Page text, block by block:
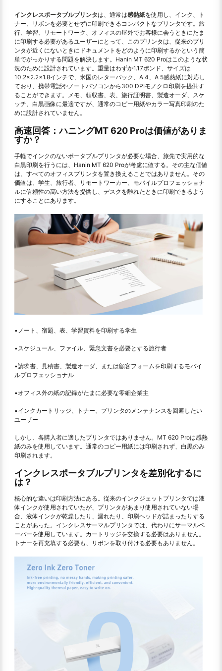
インクレスポータブルプリンタは、通常は感熱紙を使用し、インク、ト
ナー、リボンを必要とせずに印刷できるコンパクトなプリンタです。旅
行、学習、リモートワーク、オフィスの屋外でお客様に会うときにたま
に印刷する必要があるユーザーにとって、このプリンタは、従来のプリ
ンタが近くにないときにドキュメントをどのように印刷するかという簡
単でがっかりする問題を解決します。Hanin MT 620 Proはこのような状
況のために設計されています。重量はわずか1.17ポンド、サイズは
10.2×2.2×1.8インチで、米国のレターパック、A 4、A 5感熱紙に対応し
ており、携帯電話やノートパソコンから300 DPIモノクロ印刷を提供す
ることができます。メモ、領収書、表、旅行証明書、製造オーダ、スケ
ッチ、白黒画像に最適ですが、通常のコピー用紙やカラー写真印刷のた
めに設計されていません。
高速回答：ハニングMT 620 Proは価値がありま
すか？
手軽でインクのないポータブルプリンタが必要な場合、旅先で実用的な
白黒印刷を行うには、Hanin MT 620 Proが考慮に値する。その主な価値
は、すべてのオフィスプリンタを置き換えることではありません。その
価値は、学生、旅行者、リモートワーカー、モバイルプロフェッショナ
ルに信頼性の高い方法を提供し、デスクを離れたときに印刷できるよう
にすることにあります。
•ノート、宿題、表、学習資料を印刷する学生
•スケジュール、ファイル、緊急文書を必要とする旅行者
•請求書、見積書、製造オーダ、または顧客フォームを印刷するモバイ
ルプロフェッショナル
•オフィス外の紙の記録がたまに必要な零細企業主
•インクカートリッジ、トナー、プリンタのメンテナンスを回避したい
ユーザー
しかし、各購入者に適したプリンタではありません。MT 620 Proは感熱
紙のみを使用しています。通常のコピー用紙には印刷されず、白黒のみ
印刷されます。
インクレスポータブルプリンタを差別化するに
は？
核心的な違いは印刷方法にある。従来のインクジェットプリンタでは液
体インクが使用されていたが、プリンタがあまり使用されていない場
合、液体インクが乾燥したり、漏れたり、印刷ヘッドが詰まったりする
ことがあった。インクレスサーマルプリンタでは、代わりにサーマルペ
ーパーを使用しています。カートリッジを交換する必要はありません。
トナーを再充填する必要も、リボンを取り付ける必要もありません。